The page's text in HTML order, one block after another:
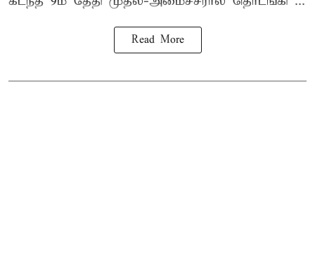
Read More